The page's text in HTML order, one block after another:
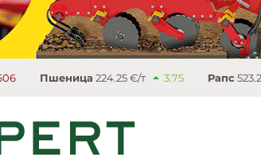
Пшеница224.25 €/т 3.75 Рапс 523.25 €/т